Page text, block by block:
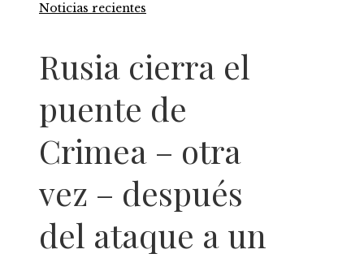
Noticias recientes
Rusia cierra el
puente de
Crimea – otra
vez – después
del ataque a un